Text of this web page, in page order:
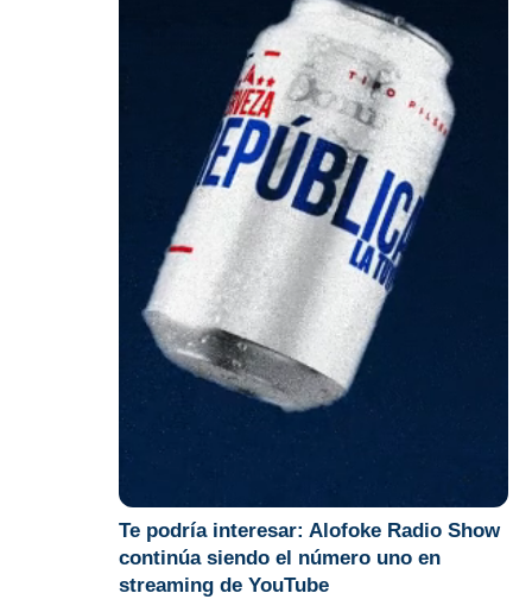
Te podría interesar: Alofoke Radio Show
continúa siendo el número uno en
streaming de YouTube